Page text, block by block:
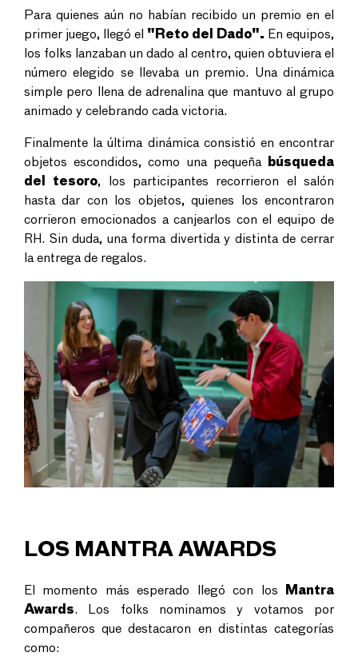
Para quienes aún no habían recibido un premio en el
primer juego, llegó el "Reto del Dado". En equipos,
los folks lanzaban un dado al centro, quien obtuviera el
número elegido se llevaba un premio. Una dinámica
simple pero llena de adrenalina que mantuvo al grupo
animado y celebrando cada victoria.
Finalmente la última dinámica consistió en encontrar
objetos escondidos, como una pequeña
búsqueda
del tesoro, los participantes recorrieron el salón
hasta dar con los objetos, quienes los encontraron
corrieron emocionados a canjearlos con el equipo de
RH. Sin duda, una forma divertida y distinta de cerrar
la entrega de regalos.
LOS MANTRA AWARDS
El momento más esperado llegó con los Mantra
Awards. Los folks nominamos y votamos por
compañeros que destacaron en distintas categorías
como: